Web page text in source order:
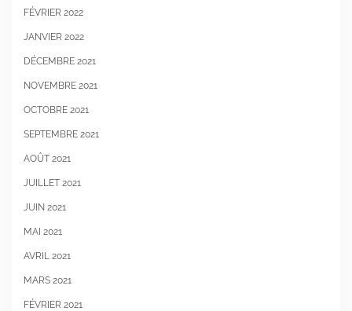
FÉVRIER 2022
JANVIER 2022
DÉCEMBRE 2021
NOVEMBRE 2021
OCTOBRE 2021
SEPTEMBRE 2021
AOÛT 2021
JUILLET 2021
JUIN 2021
MAI 2021
AVRIL 2021
MARS 2021
FÉVRIER 2021